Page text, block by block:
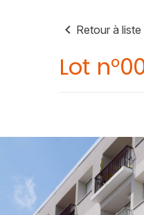
Retour à liste
Lot